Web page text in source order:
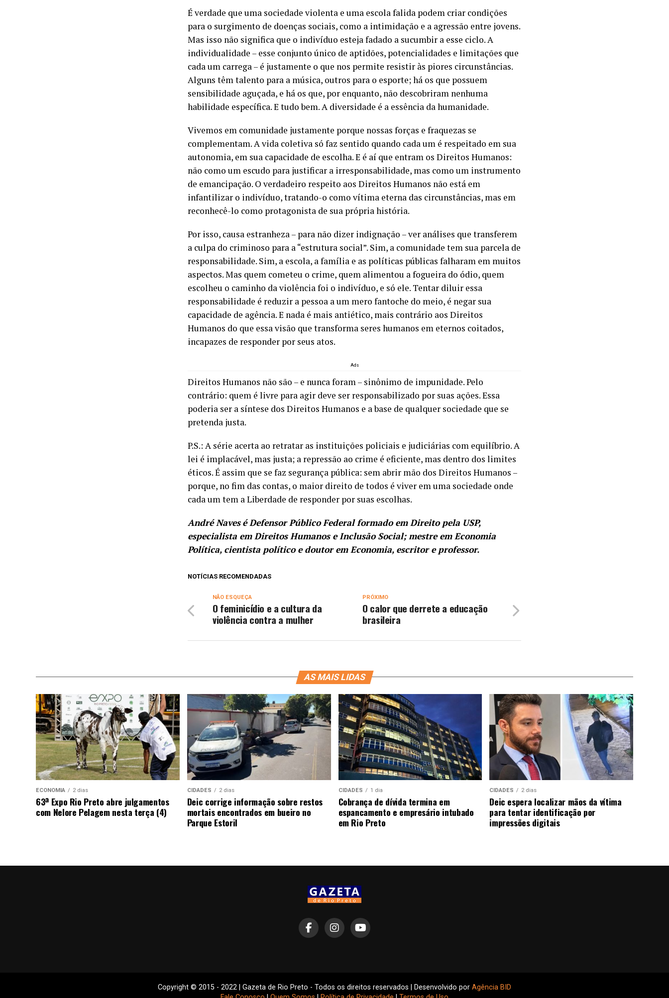
É verdade que uma sociedade violenta e uma escola falida podem criar condições
para o surgimento de doenças sociais, como a intimidação e a agressão entre jovens.
Mas isso não significa que o indivíduo esteja fadado a sucumbir a esse ciclo. A
individualidade – esse conjunto único de aptidões, potencialidades e limitações que
cada um carrega – é justamente o que nos permite resistir às piores circunstâncias.
Alguns têm talento para a música, outros para o esporte; há os que possuem
sensibilidade aguçada, e há os que, por enquanto, não descobriram nenhuma
habilidade específica. E tudo bem. A diversidade é a essência da humanidade.
Vivemos em comunidade justamente porque nossas forças e fraquezas se
complementam. A vida coletiva só faz sentido quando cada um é respeitado em sua
autonomia, em sua capacidade de escolha. E é aí que entram os Direitos Humanos:
não como um escudo para justificar a irresponsabilidade, mas como um instrumento
de emancipação. O verdadeiro respeito aos Direitos Humanos não está em
infantilizar o indivíduo, tratando-o como vítima eterna das circunstâncias, mas em
reconhecê-lo como protagonista de sua própria história.
Por isso, causa estranheza – para não dizer indignação – ver análises que transferem
a culpa do criminoso para a “estrutura social”. Sim, a comunidade tem sua parcela de
responsabilidade. Sim, a escola, a família e as políticas públicas falharam em muitos
aspectos. Mas quem cometeu o crime, quem alimentou a fogueira do ódio, quem
escolheu o caminho da violência foi o indivíduo, e só ele. Tentar diluir essa
responsabilidade é reduzir a pessoa a um mero fantoche do meio, é negar sua
capacidade de agência. E nada é mais antiético, mais contrário aos Direitos
Humanos do que essa visão que transforma seres humanos em eternos coitados,
incapazes de responder por seus atos.
Ads
Direitos Humanos não são – e nunca foram – sinônimo de impunidade. Pelo
contrário: quem é livre para agir deve ser responsabilizado por suas ações. Essa
poderia ser a síntese dos Direitos Humanos e a base de qualquer sociedade que se
pretenda justa.
P.S.: A série acerta ao retratar as instituições policiais e judiciárias com equilíbrio. A
lei é implacável, mas justa; a repressão ao crime é eficiente, mas dentro dos limites
éticos. É assim que se faz segurança pública: sem abrir mão dos Direitos Humanos –
porque, no fim das contas, o maior direito de todos é viver em uma sociedade onde
cada um tem a Liberdade de responder por suas escolhas.
André Naves é Defensor Público Federal formado em Direito pela USP,
especialista em Direitos Humanos e Inclusão Social; mestre em Economia
Política, cientista político e doutor em Economia, escritor e professor.
NOTÍCIAS RECOMENDADAS
PRÓXIMO
O calor que derrete a educação
brasileira
NÃO ESQUEÇA
O feminicídio e a cultura da
violência contra a mulher
AS MAIS LIDAS
ECONOMIA 2 dias
63ª Expo Rio Preto abre julgamentos
com Nelore Pelagem nesta terça (4)
CIDADES 2 dias
Deic corrige informação sobre restos
mortais encontrados em bueiro no
Parque Estoril
CIDADES 1 dia
Cobrança de dívida termina em
espancamento e empresário intubado
em Rio Preto
CIDADES 2 dias
Deic espera localizar mãos da vítima
para tentar identificação por
impressões digitais
Copyright © 2015 - 2022 | Gazeta de Rio Preto - Todos os direitos reservados | Desenvolvido por Agência BID